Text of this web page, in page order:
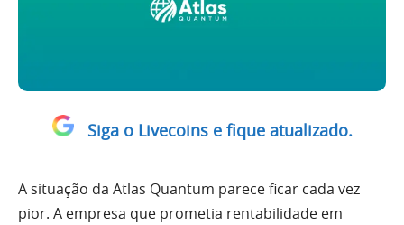
Siga o Livecoins e fique atualizado.
A situação da Atlas Quantum parece ficar cada vez
pior. A empresa que prometia rentabilidade em